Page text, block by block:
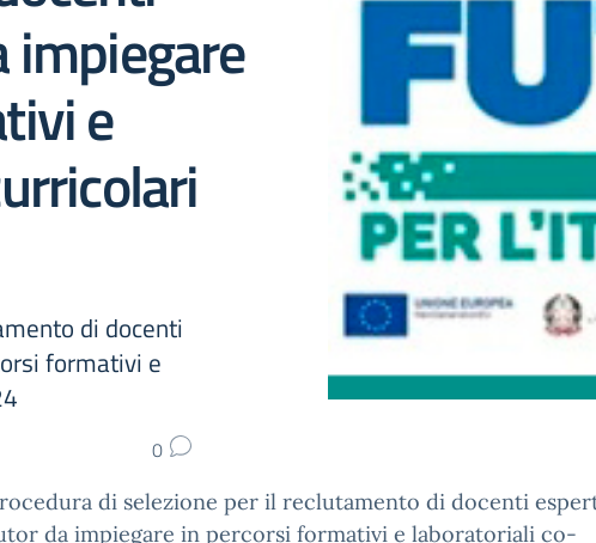
impiegare
e
di docenti
formativi e
0
di selezione per il reclutamento di docenti
da impiegare in percorsi formativi e laboratoriali co-